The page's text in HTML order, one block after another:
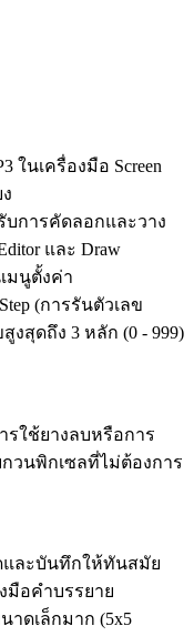
ในเครื่องมือ Screen
บการคัดลอกและวาง
และ Draw
มนูตั้งค่า
(การรันตัวเลข
งสุดถึง 3 หลัก (0 - 999)
รใช้ยางลบหรือการ
วนพิกเซลที่ไม่ต้องการ
และบันทึกให้ทันสมัย
มือคำบรรยาย
ดเล็กมาก (5x5